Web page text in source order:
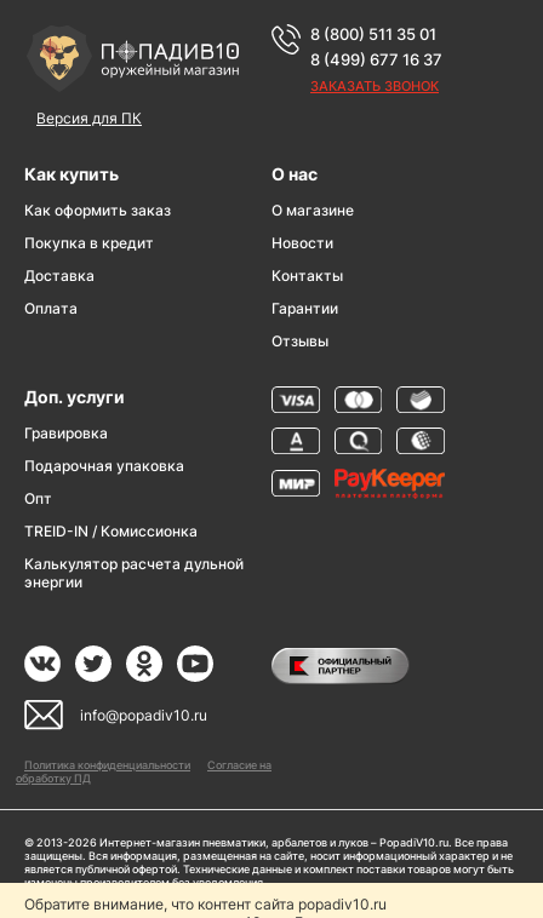
Версия для ПК
8 (800) 511 35 01
8 (499) 677 16 37
ЗАКАЗАТЬ ЗВОНОК
Как купить
Как оформить заказ
Покупка в кредит
Доставка
Оплата
О нас
О магазине
Новости
Контакты
Гарантии
Отзывы
Доп. услуги
Гравировка
Подарочная упаковка
Опт
TREID-IN / Комиссионка
Калькулятор расчета дульной
энергии
info@popadiv10.ru
Политика конфиденциальности
Согласие на
обработку ПД
© 2013-2026 Интернет-магазин пневматики, арбалетов и луков – PopadiV10.ru. Все права
защищены. Вся информация, размещенная на сайте, носит информационный характер и не
является публичной офертой. Технические данные и комплект поставки товаров могут быть
изменены производителем без уведомления
Обратите внимание, что контент сайта popadiv10.ru